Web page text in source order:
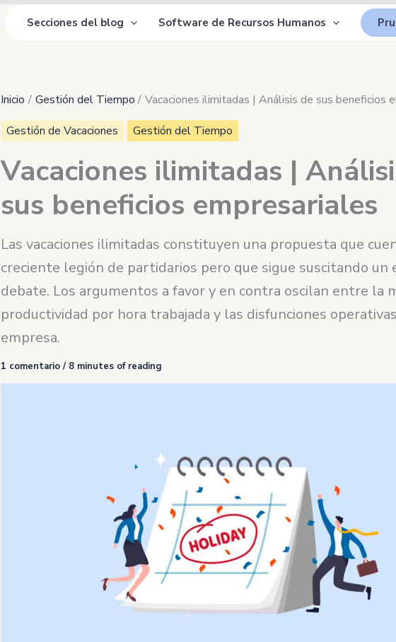
Secciones del blog Software de Recursos Humanos
Inicio Gestión del Tiempo
Vacaciones ilimitadas | Análisis de sus beneficios
Gestión de Vacaciones
Gestión del Tiempo
Vacaciones ilimitadas |
sus beneficios empresariales
Las vacaciones ilimitadas constituyen una propuesta que
creciente legión de partidarios pero que sigue suscitando un
debate. Los argumentos a favor y en contra oscilan entre la
productividad por hora trabajada y las disfunciones
empresa.
1 comentario / 8 minutes of reading